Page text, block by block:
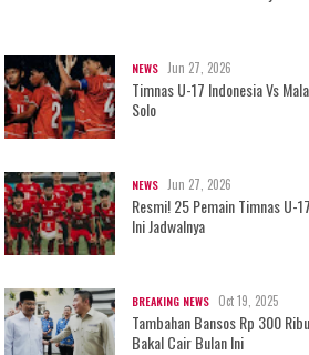
NEWS Jun 27, 2026
Timnas U-17 Indonesia Vs
Solo
NEWS Jun 27, 2026
Resmi! 25 Pemain Timnas U-
Ini Jadwalnya
BREAKING NEWS Oct 19, 2025
Tambahan Bansos Rp 300
Bakal Cair Bulan Ini